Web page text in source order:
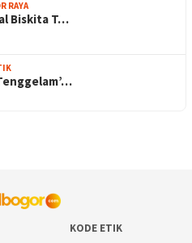
RAYA
Biskita T…
KODE ETIK